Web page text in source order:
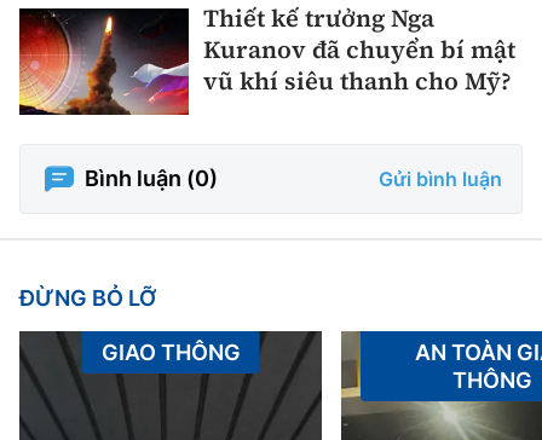
Thiết kế trưởng Nga
Kuranov đã chuyển bí mật
vũ khí siêu thanh cho Mỹ?
Bình luận (0) Gửi bình luận
ĐỪNG BỎ LỠ
GIAO THÔNG
AN TOÀN
THÔNG